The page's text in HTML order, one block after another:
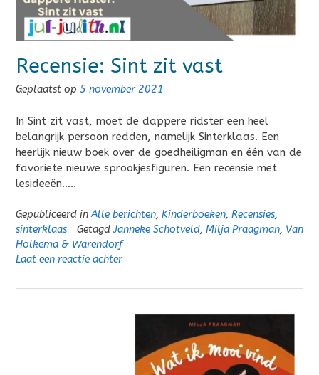
Recensie: Sint zit vast
Geplaatst op 5 november 2021
In Sint zit vast, moet de dappere ridster een heel
belangrijk persoon redden, namelijk Sinterklaas. Een
heerlijk nieuw boek over de goedheiligman en één van de
favoriete nieuwe sprookjesfiguren. Een recensie met
lesideeën…..
Gepubliceerd inAlle berichten, Kinderboeken, Recensies,
sinterklaas
GetagdJanneke Schotveld, Milja Praagman, Van
Holkema & Warendorf
Laat een reactie achter